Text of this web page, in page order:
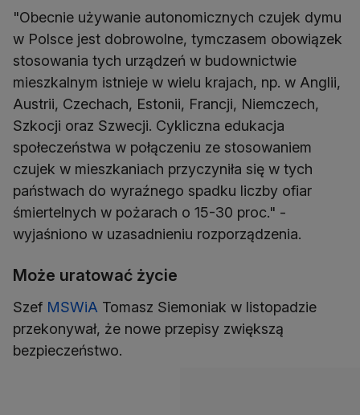
"Obecnie używanie autonomicznych czujek dymu
w Polsce jest dobrowolne, tymczasem obowiązek
stosowania tych urządzeń w budownictwie
mieszkalnym istnieje w wielu krajach, np. w Anglii,
Austrii, Czechach, Estonii, Francji, Niemczech,
Szkocji oraz Szwecji. Cykliczna edukacja
społeczeństwa w połączeniu ze stosowaniem
czujek w mieszkaniach przyczyniła się w tych
państwach do wyraźnego spadku liczby ofiar
śmiertelnych w pożarach o 15-30 proc." -
wyjaśniono w uzasadnieniu rozporządzenia.
Może uratować życie
Szef MSWiA Tomasz Siemoniak w listopadzie
przekonywał, że nowe przepisy zwiększą
bezpieczeństwo.